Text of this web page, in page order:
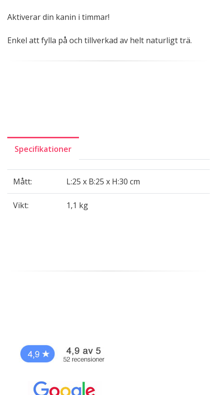
Aktiverar din kanin i timmar!
Enkel att fylla på och tillverkad av helt naturligt trä.
Specifikationer
Mått: L:25 x B:25 x H:30 cm
Vikt: 1,1 kg